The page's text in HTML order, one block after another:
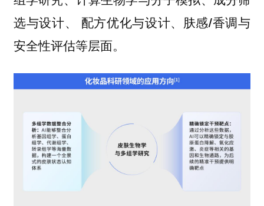
选与设计、 配方优化与设计、肤感/香调与
安全性评估等层面。